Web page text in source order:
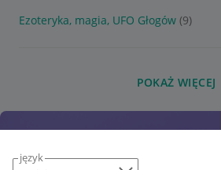
język
Ezoteryka, magia, UFO Głogów (9)
POKAŻ WIĘCEJ